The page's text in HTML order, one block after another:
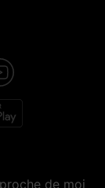
de moi